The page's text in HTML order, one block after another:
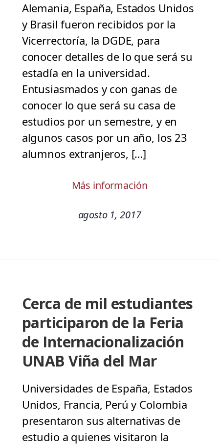
Alemania, España, Estados Unidos
y Brasil fueron recibidos por la
Vicerrectoría, la DGDE, para
conocer detalles de lo que será su
estadía en la universidad.
Entusiasmados y con ganas de
conocer lo que será su casa de
estudios por un semestre, y en
algunos casos por un año, los 23
alumnos extranjeros, […]
Más información
agosto 1, 2017
Cerca de mil estudiantes
participaron de la Feria
de Internacionalización
UNAB Viña del Mar
Universidades de España, Estados
Unidos, Francia, Perú y Colombia
presentaron sus alternativas de
estudio a quienes visitaron la